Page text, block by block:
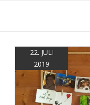
22. JULI
2019